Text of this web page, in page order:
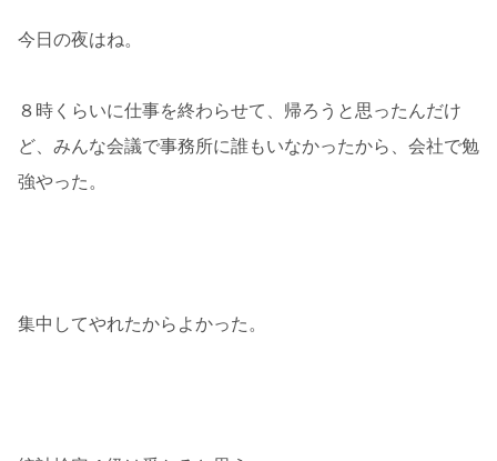
今日の夜はね。
８時くらいに仕事を終わらせて、帰ろうと思ったんだけ
ど、みんな会議で事務所に誰もいなかったから、会社で勉
強やった。
集中してやれたからよかった。